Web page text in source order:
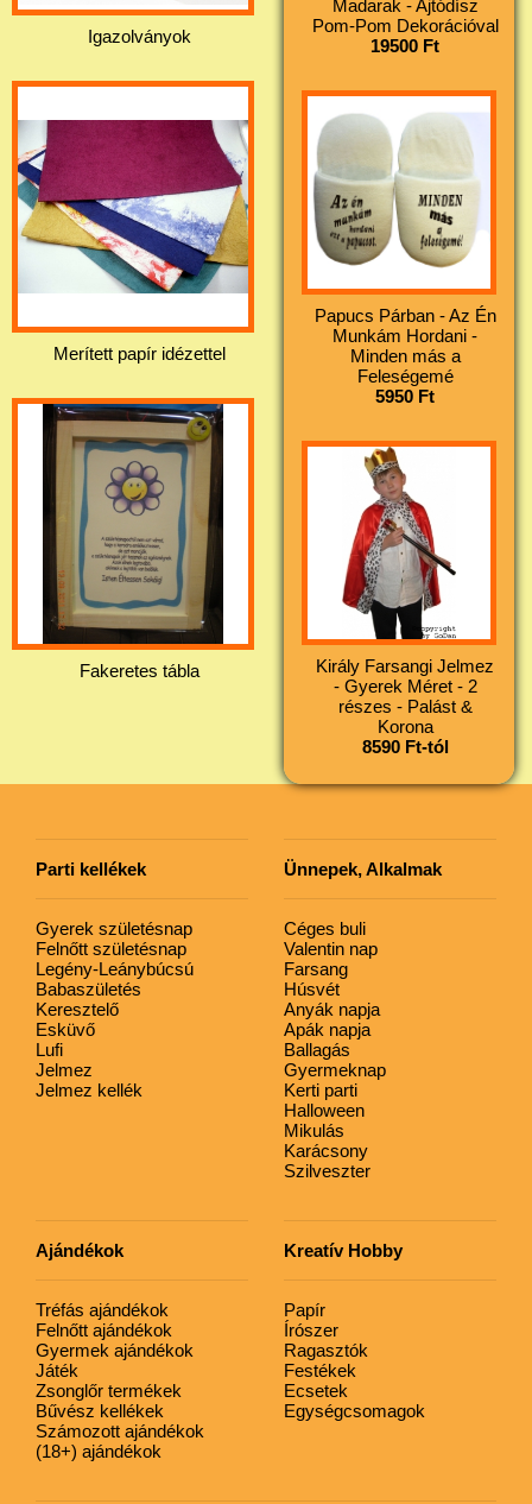
Igazolványok
Merített papír idézettel
Fakeretes tábla
Madarak - Ajtódísz
Pom-Pom Dekorációval
19500 Ft
Papucs Párban - Az Én
Munkám Hordani -
Minden más a
Feleségemé
5950 Ft
Király Farsangi Jelmez
- Gyerek Méret - 2
részes - Palást &
Korona
8590 Ft-tól
Parti kellékek
Gyerek születésnap
Felnőtt születésnap
Legény-Leánybúcsú
Babaszületés
Keresztelő
Esküvő
Lufi
Jelmez
Jelmez kellék
Ünnepek, Alkalmak
Céges buli
Valentin nap
Farsang
Húsvét
Anyák napja
Apák napja
Ballagás
Gyermeknap
Kerti parti
Halloween
Mikulás
Karácsony
Szilveszter
Ajándékok
Tréfás ajándékok
Felnőtt ajándékok
Gyermek ajándékok
Játék
Zsonglőr termékek
Bűvész kellékek
Számozott ajándékok
(18+) ajándékok
Kreatív Hobby
Papír
Írószer
Ragasztók
Festékek
Ecsetek
Egységcsomagok